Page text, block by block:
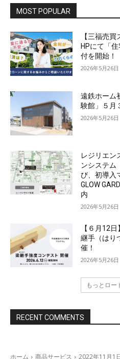
MOST POPULAR
【三福売
HPにて「
付を開始！
2026年5月26日
遠鉄ホーム
験館」５月
2026年5月26日
レジリエン
ンシステム
び、初導入
GLOW
内
2026年5月26日
【６月12
継手（はり
催！
2026年5月26日
もっとロー
RECENT COMMENTS